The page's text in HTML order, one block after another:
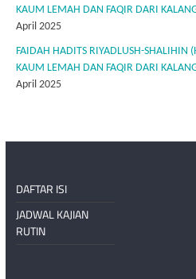
KAUM LEMAH DAN FAQIR DARI
April 2025
FAIDAH HADITS RIYADLUSH-SHALIHIN
KAUM LEMAH DAN FAQIR DARI
April 2025
DAFTAR ISI
JADWAL KAJIAN
RUTIN